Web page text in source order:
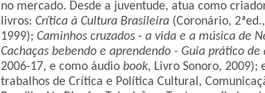
no mercado. Desde a juventude, atua como
livros: Crítica à Cultura Brasileira (Coronário,
1999); Caminhos cruzados - a vida e a música de
Cachaças bebendo e aprendendo - Guia prático
2006-17, e como áudio book, Livro Sonoro, 2009);
trabalhos de Crítica e Política Cultural,